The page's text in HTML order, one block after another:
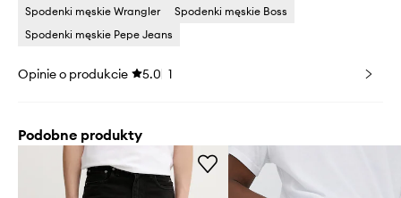
Spodenki męskie Wrangler
Spodenki męskie Boss
Spodenki męskie Pepe Jeans
Opinie o produkcie 5.0 1
Podobne produkty